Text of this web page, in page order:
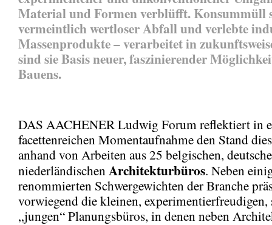
Material und Formen verblüfft. Konsummüll
vermeintlich wertloser Abfall und verlebte
Massenprodukte – verarbeitet in
sind sie Basis neuer, faszinierender
Bauens.
DAS AACHENER Ludwig Forum reflektiert in
facettenreichen Momentaufnahme den Stand
anhand von Arbeiten aus 25 belgischen,
niederländischen Architekturbüros. Neben
renommierten Schwergewichten der Branche
vorwiegend die kleinen, experimentierfreudigen,
„jungen“ Planungsbüros, in denen neben